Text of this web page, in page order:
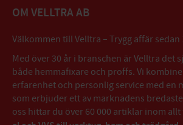
OM VELLTRA AB
Välkommen till Velltra – Trygg affär sedan
Med över 30 år i branschen är Velltra det
både hemmafixare och proffs. Vi
erfarenhet och personlig service med en
som erbjuder ett av marknadens
oss hittar du över 60 000 artiklar inom allt